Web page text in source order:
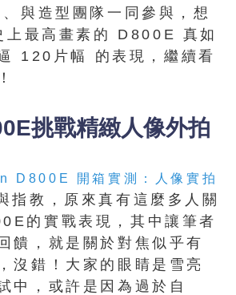
與造型團隊一同參與，想
上最高畫素的 D800E 真如
120片幅 的表現，繼續看
挑戰精緻人像外拍
D800E 開箱實測：人像實拍
指教，原來真有這麼多人關
的實戰表現，其中讓筆者
饋，就是關於對焦似乎有
沒錯！大家的眼睛是雪亮
中，或許是因為過於自